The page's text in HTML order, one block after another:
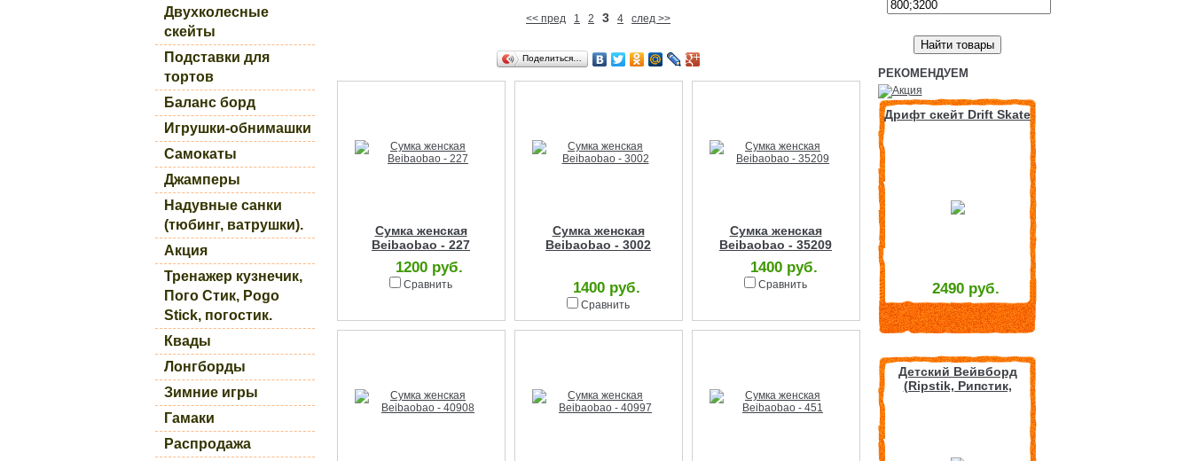
Двухколесные
скейты
Подставки для
тортов
Баланс борд
Игрушки-обнимашки
Самокаты
Джамперы
Надувные санки
(тюбинг, ватрушки).
Акция
Тренажер кузнечик,
Пого Стик, Pogo
Stick, погостик.
Квады
Лонгборды
Зимние игры
Гамаки
Распродажа
<< пред 1 2 3 4 след >>
Поделиться…
Сумка женская
Beibaobao - 227
1200 руб.
Сравнить
Сумка женская
Beibaobao - 3002
1400 руб.
Сравнить
Сумка женская
Beibaobao - 35209
1400 руб.
Сравнить
РЕКОМЕНДУЕМ
Дрифт скейт Drift Skate
2490 руб.
Детский Вейвборд
(Ripstik, Рипстик,